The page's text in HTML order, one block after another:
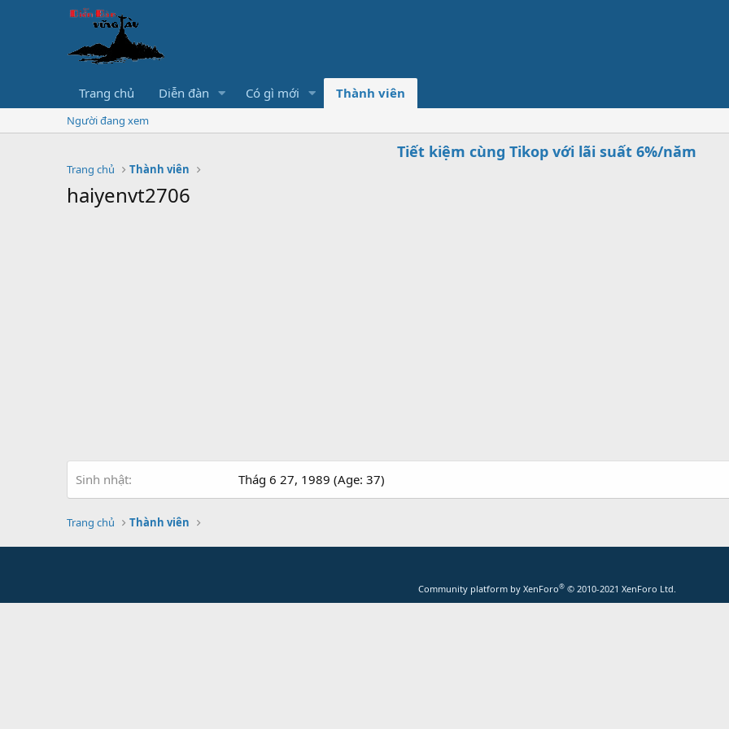
Trang chủ Diễn đàn Có gì mới Thành viên
Người đang xem
Tiết kiệm cùng Tikop với lãi suất 6%/năm
Trang chủ Thành viên
haiyenvt2706
Sinh nhật Thág 6 27, 1989 (Age: 37)
Trang chủ Thành viên
Community platform by XenForo® © 2010-2021 XenForo Ltd.